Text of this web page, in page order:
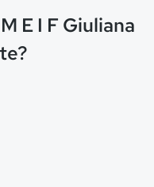
E I F Giuliana